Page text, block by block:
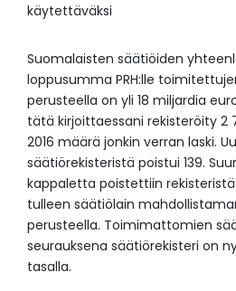
käytettäväksi
Suomalaisten säätiöiden
loppusumma PRH:lle
perusteella on yli 18 miljardia
tätä kirjoittaessani rekisteröity 2
2016 määrä jonkin verran laski.
säätiörekisteristä poistui 139.
kappaletta poistettiin rekisteristä
tulleen säätiölain
perusteella. Toimimattomien
seurauksena säätiörekisteri on
tasalla.